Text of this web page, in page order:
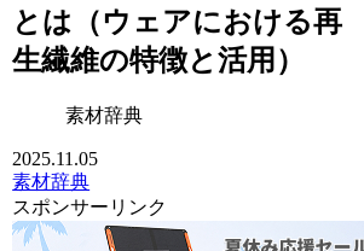
とは（ウェアにおける再
生繊維の特徴と活用）
素材辞典
2025.11.05
素材辞典
スポンサーリンク